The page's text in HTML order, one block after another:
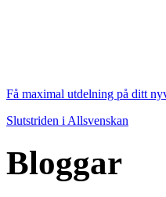
Få maximal utdelning på ditt
Slutstriden i Allsvenskan
Bloggar